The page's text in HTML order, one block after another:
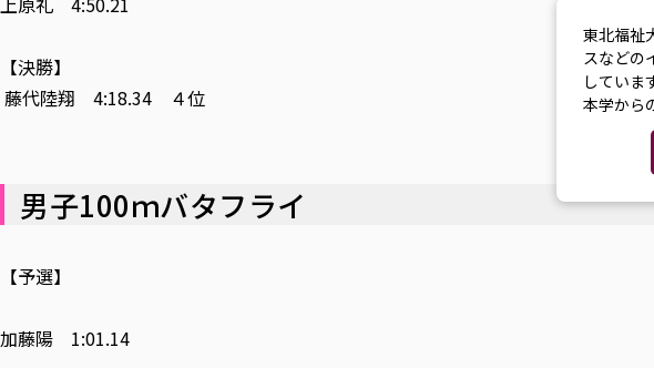
【決勝】
藤代陸翔 4:18.34 ４位
男子100ｍバタフライ
【予選】
加藤陽 1:01.14
東北福祉
スなどの
していま
本学から